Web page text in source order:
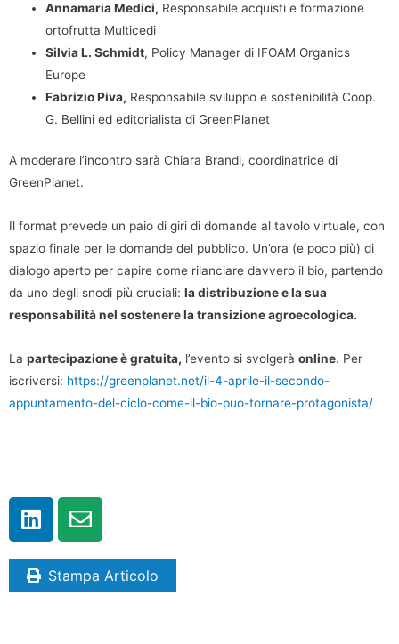
Annamaria Medici, Responsabile acquisti e formazione
ortofrutta Multicedi
Silvia L. Schmidt, Policy Manager di IFOAM Organics
Europe
Fabrizio Piva, Responsabile sviluppo e sostenibilità Coop.
G. Bellini ed editorialista di GreenPlanet
A moderare l’incontro sarà Chiara Brandi, coordinatrice di
GreenPlanet.
Il format prevede un paio di giri di domande al tavolo virtuale, con
spazio finale per le domande del pubblico. Un’ora (e poco più) di
dialogo aperto per capire come rilanciare davvero il bio, partendo
da uno degli snodi più cruciali: la distribuzione e la sua
responsabilità nel sostenere la transizione agroecologica.
La partecipazione è gratuita, l’evento si svolgerà online. Per
iscriversi: https://greenplanet.net/il-4-aprile-il-secondo-
appuntamento-del-ciclo-come-il-bio-puo-tornare-protagonista/
Stampa Articolo